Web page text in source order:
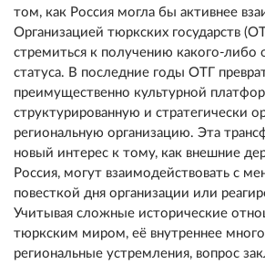
том, как Россия могла бы активнее
Организацией тюркских государств
стремиться к получению какого-либо
статуса. В последние годы ОТГ
преимущественно культурной
структурированную и стратегически
региональную организацию. Эта
новый интерес к тому, как внешние
Россия, могут взаимодействовать с
повесткой дня организации или
Учитывая сложные исторические
тюркским миром, её внутреннее
региональные устремления, вопрос